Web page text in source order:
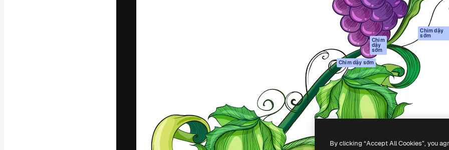
Máy phát giọng nói
Nội dung kho
MCP dành cho
Claude/ChatGPT
Chim
dậy
sớm
Agents Chim dậy sớm
Giao diện lập trình
ứng dụng (API)
Ứng dụng di động
Tất cả các công cụ
Magnific
Chính sách bảo
mật
Bản
gốc
Chim dậy
sớm
Chính sách cookie
Trung tâm tin cậy
Đối tác liên kết
Công ty
By clicking “Accept All Cookies”, you